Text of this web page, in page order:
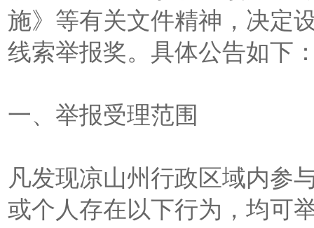
施》等有关文件精神，决定
线索举报奖。具体公告如下
一、举报受理范围
凡发现凉山州行政区域内参
或个人存在以下行为，均可